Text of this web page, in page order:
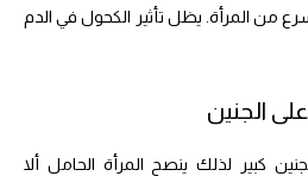
من المرأة. يظل تأثير الكحول في الدم
الجنين
كبير لذلك ينصح المرأة الحامل ألا